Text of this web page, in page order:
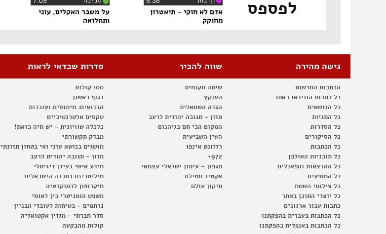
לפספס
אדם לא חוקי – תיאטרון
מחוקק
על משבר האקלים, עוני
ותחלואה
גישה מהירה
הכתבות החדשות
כל כתבות הווידאו באתר
כל הנושאים
כל התגיות
כל הסדרות
כל הסיקורים
כל הכתבות
כל תוכניות האולפן
כל ההרצאות והפאנלים
כל המופעים
כל צילומי השטח
כל יוצרי התוכן באתר
כתבות עבור ארגונים
כל הכתבות בעברית בהפקתנו
כל הכתבות באנגלית בהפקתנו
שווה להכיר
שיחה מקומית
העוקץ
הגדה השמאלית
מזון – תגובה יהודית לרעב
המקום הכי חם בגיהנום
העין השביעית
רלוונט אינפו
972+
מגפון – עיתון ישראלי עצמאי
אקטיב סטילס
תיקון עולם
סדרות שכדאי לראות
100 קולות
בגוף ראשון
הבדואים: מיתוסים ועובדות
טקסים אלטרנטיביים
כלכלה שוויונית – יש חיה כזאת!
מבדק תקשורתי
מושגים בנושא עוני ואי בטחון תזונתי
מזון – תגובה יהודית לרעב
מידע אישי בעידן דיגיטלי
מיליטריזם בחברה הישראלית
מיקרופון לדמוקרטיה
משפט הומניטרי בין לאומי
נרתמים – בטיחות לעובדי הבניין
סדר חברתי – מגזין אקטואליה
קולות מהבקעה